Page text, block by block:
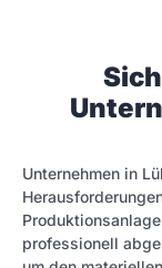
Unternehmen in
professionell